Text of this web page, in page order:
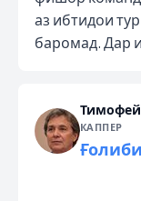
аз ибтидои
баромад. Дар
КАППЕР